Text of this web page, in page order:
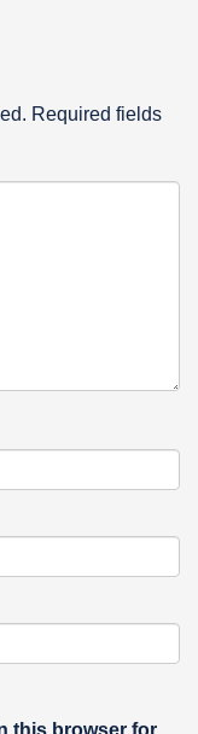
Required fields
this browser for